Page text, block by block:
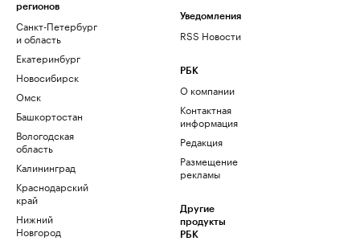
регионов
Санкт-Петербург
и область
Екатеринбург
Новосибирск
Омск
Башкортостан
Вологодская
область
Калининград
Краснодарский
край
Нижний
Новгород
Уведомления
RSS Новости
РБК
О компании
Контактная
информация
Редакция
Размещение
рекламы
Другие
продукты
РБК